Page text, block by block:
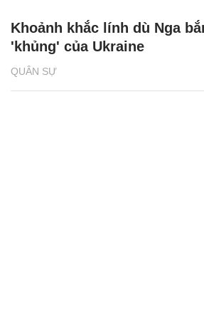
QUÂN SỰ
Khoảnh khắc lính dù Nga
'khủng' của Ukraine